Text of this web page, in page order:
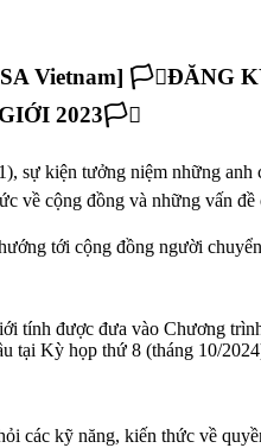
Vietnam] 🏳️‍⚧️ĐĂNG
2023🏳️‍⚧️
sự kiện tưởng niệm những anh
về cộng đồng và những vấn
tới cộng đồng người
tính được đưa vào Chương
tại Kỳ họp thứ 8 (tháng 10/
các kỹ năng, kiến thức về